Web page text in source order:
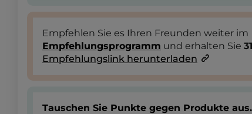
Empfehlen Sie es Ihren Freunden weiter im
Empfehlungsprogramm und erhalten Sie
Empfehlungslink herunterladen
Tauschen Sie Punkte gegen Produkte aus.